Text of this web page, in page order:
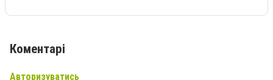
Коментарі
Авторизуватись